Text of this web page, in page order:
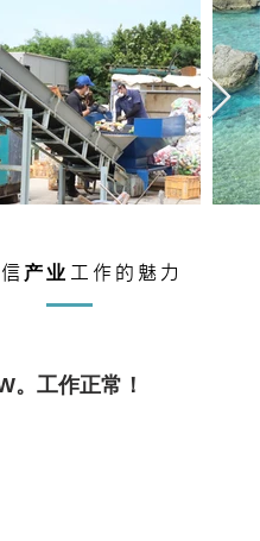
产业工作的魅力
。 ​工作正常！